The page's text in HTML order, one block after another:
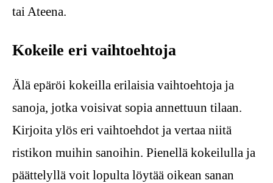
tai Ateena.
Kokeile eri vaihtoehtoja
Älä epäröi kokeilla erilaisia vaihtoehtoja ja
sanoja, jotka voisivat sopia annettuun tilaan.
Kirjoita ylös eri vaihtoehdot ja vertaa niitä
ristikon muihin sanoihin. Pienellä kokeilulla ja
päättelyllä voit lopulta löytää oikean sanan